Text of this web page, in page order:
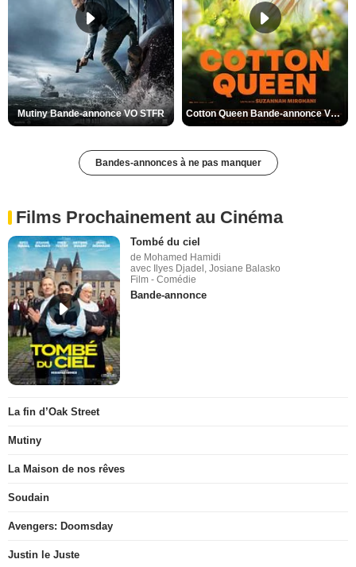
Mutiny Bande-annonce VO STFR Cotton Queen Bande-annonce VO STFR
Bandes-annonces à ne pas manquer
Films Prochainement au Cinéma
Tombé du ciel
de Mohamed Hamidi
avec Ilyes Djadel, Josiane Balasko
Film - Comédie
Bande-annonce
La fin d’Oak Street
Mutiny
La Maison de nos rêves
Soudain
Avengers: Doomsday
Justin le Juste